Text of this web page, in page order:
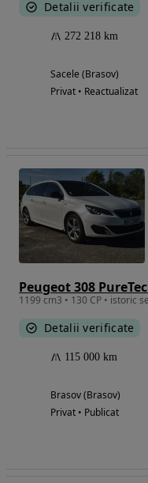
Detalii verificate
272 218 km
Sacele (Brasov)
Privat • Reactualizat
Detalii verificate
115 000 km
Brasov (Brasov)
Privat • Publicat